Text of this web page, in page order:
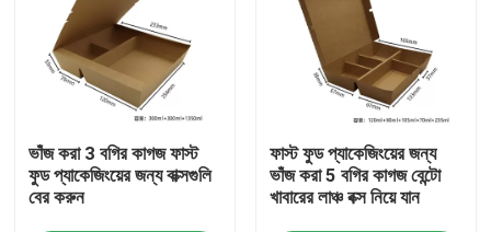
যোগাযোগ করুন
খবর
মামলা
ভাঁজ করা 3 বগির কাগজ ফাস্ট
ফুড প্যাকেজিংয়ের জন্য বাক্সগুলি
বের করুন
ফাস্ট ফুড প্যাকেজিংয়ের জন্য
ভাঁজ করা 5 বগির কাগজ বেন্টো
খাবারের লাঞ্চ বক্স নিয়ে যান